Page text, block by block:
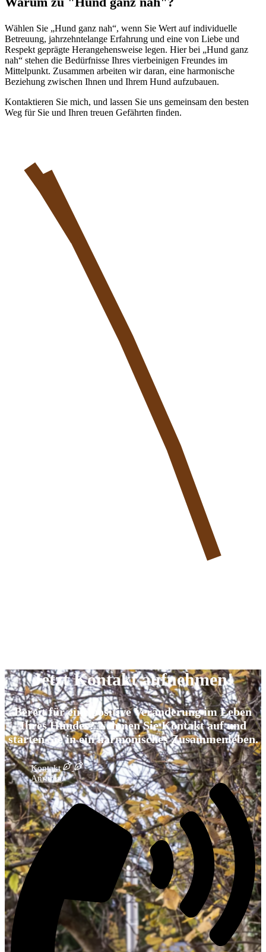
Wählen Sie „Hund ganz nah“, wenn Sie Wert auf individuelle
Betreuung, jahrzehntelange Erfahrung und eine von Liebe und
Respekt geprägte Herangehensweise legen. Hier bei „Hund ganz
nah“ stehen die Bedürfnisse Ihres vierbeinigen Freundes im
Mittelpunkt. Zusammen arbeiten wir daran, eine harmonische
Beziehung zwischen Ihnen und Ihrem Hund aufzubauen.
Kontaktieren Sie mich, und lassen Sie uns gemeinsam den besten
Weg für Sie und Ihren treuen Gefährten finden.
Jetzt Kontakt aufnehmen!
Bereit für eine positive Veränderung im Leben
Ihres Hundes? Nehmen Sie Kontakt auf und
starten Sie in ein harmonisches Zusammenleben.
Kontakt
Anrufen